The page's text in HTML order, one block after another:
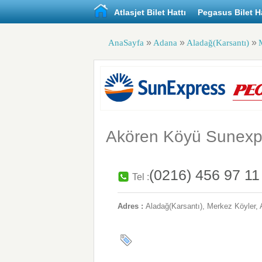
Atlasjet Bilet Hattı Pegasus Bilet
AnaSayfa » Adana » Aladağ(Karsantı) »
Akören Köyü
Tel :(0216) 456 97 11
Adres : Aladağ(Karsantı) , Merkez Köyler,